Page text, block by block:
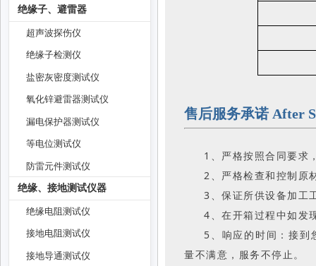
售后服务承诺 After
1、严格按照合同要求
2、严格检查和控制原
3、保证所供设备加工
4、在开箱过程中如发
5、响应的时间：接到
量不满意，服务不停止。
绝缘子、避雷器
超声波探伤仪
绝缘子检测仪
盐密灰密度测试仪
氧化锌避雷器测试仪
漏电保护器测试仪
等电位测试仪
防雷元件测试仪
绝缘、接地测试仪器
绝缘电阻测试仪
接地电阻测试仪
接地导通测试仪